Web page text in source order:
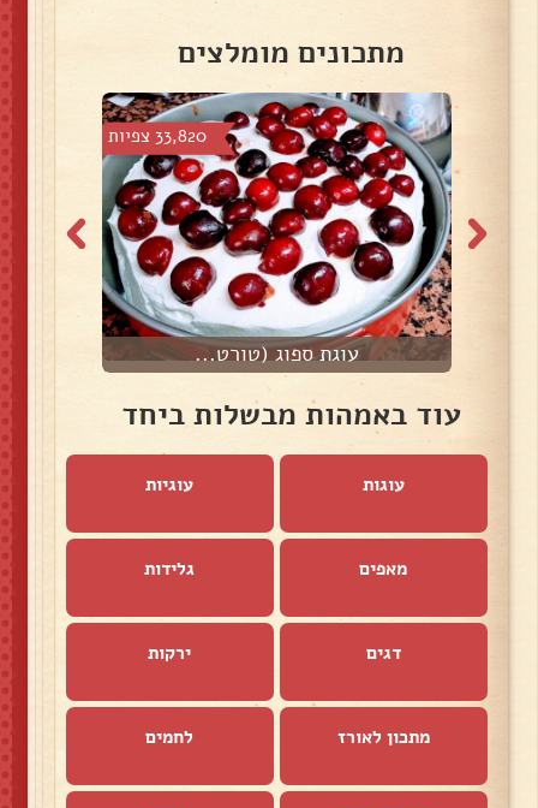
מתכונים מומלצים
33,820 צפיות
עוגת ספוג (טורט...
עוד באמהות מבשלות ביחד
עוגות עוגיות
מאפים גלידות
דגים ירקות
מתכון לאורז לחמים